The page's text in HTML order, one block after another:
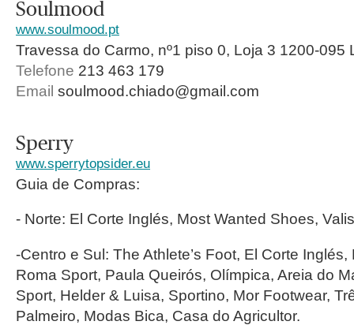
Soulmood
www.soulmood.pt
Travessa do Carmo, nº1 piso 0, Loja 3 1200-095
Telefone 213 463 179
Email soulmood.chiado@gmail.com
Sperry
www.sperrytopsider.eu
Guia de Compras:
- Norte: El Corte Inglés, Most Wanted Shoes,
-Centro e Sul: The Athlete’s Foot, El Corte
Roma Sport, Paula Queirós, Olímpica, Areia do
Sport, Helder & Luisa, Sportino, Mor Footwear,
Palmeiro, Modas Bica, Casa do Agricultor.